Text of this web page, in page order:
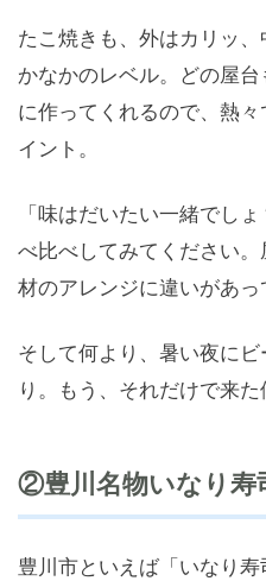
たこ焼きも、外はカリッ
かなかのレベル。どの屋
に作ってくれるので、熱
イント。
「味はだいたい一緒でし
べ比べしてみてください
材のアレンジに違いがあっ
そして何より、暑い夜に
り。もう、それだけで来た
②豊川名物いなり寿
豊川市といえば「いなり